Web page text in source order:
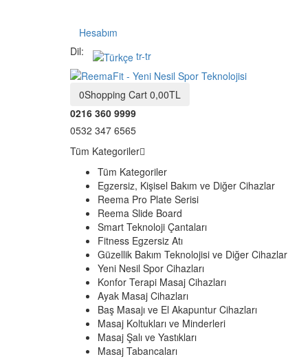
Hesabım
Dil:
tr-tr
0Shopping Cart 0,00TL
0216 360 9999
0532 347 6565
Tüm Kategoriler
Tüm Kategoriler
Egzersiz, Kişisel Bakım ve Diğer Cihazlar
Reema Pro Plate Serisi
Reema Slide Board
Smart Teknoloji Çantaları
Fitness Egzersiz Atı
Güzellik Bakım Teknolojisi ve Diğer Cihazlar
Yeni Nesil Spor Cihazları
Konfor Terapi Masaj Cihazları
Ayak Masaj Cihazları
Baş Masajı ve El Akapuntur Cihazları
Masaj Koltukları ve Minderleri
Masaj Şalı ve Yastıkları
Masaj Tabancaları